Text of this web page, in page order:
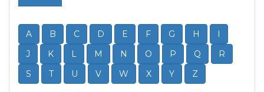
A B C D E F G H
I
J
K L M N O P Q
R
S
T U V W X Y Z